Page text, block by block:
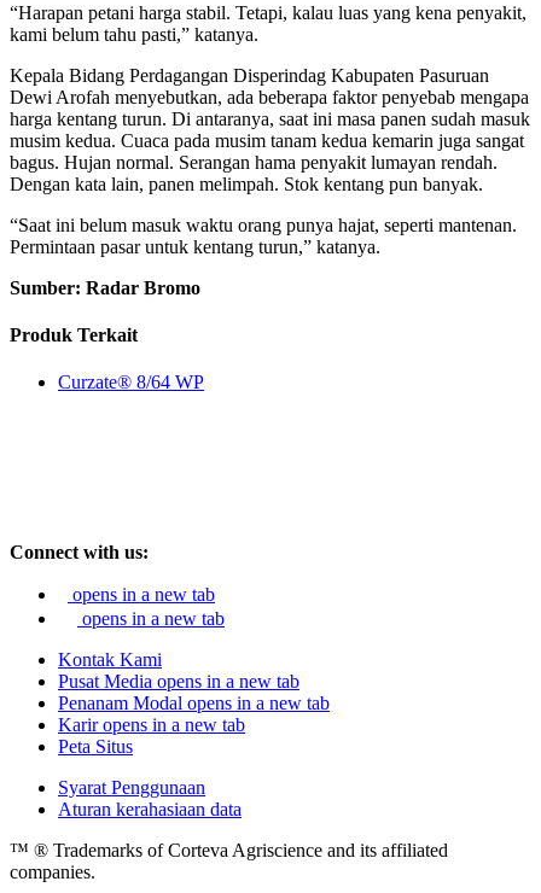
“Harapan petani harga stabil. Tetapi, kalau luas yang kena penyakit,
kami belum tahu pasti,” katanya.
Kepala Bidang Perdagangan Disperindag Kabupaten Pasuruan
Dewi Arofah menyebutkan, ada beberapa faktor penyebab mengapa
harga kentang turun. Di antaranya, saat ini masa panen sudah masuk
musim kedua. Cuaca pada musim tanam kedua kemarin juga sangat
bagus. Hujan normal. Serangan hama penyakit lumayan rendah.
Dengan kata lain, panen melimpah. Stok kentang pun banyak.
“Saat ini belum masuk waktu orang punya hajat, seperti mantenan.
Permintaan pasar untuk kentang turun,” katanya.
Sumber: Radar Bromo
Produk Terkait
Curzate® 8/64 WP
Connect with us:
opens in a new tab
opens in a new tab
Kontak Kami
Pusat Media opens in a new tab
Penanam Modal opens in a new tab
Karir opens in a new tab
Peta Situs
Syarat Penggunaan
Aturan kerahasiaan data
™ ® Trademarks of Corteva Agriscience and its affiliated
companies.